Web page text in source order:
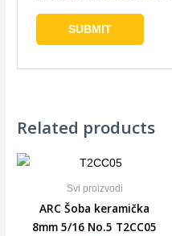
Related products
Svi proizvodi
ARC Šoba keramička
8mm 5/16 No.5 T2CC05